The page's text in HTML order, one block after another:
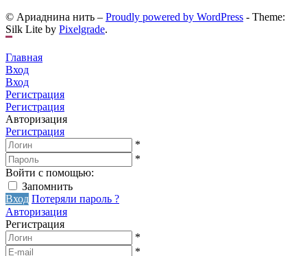
© Ариаднина нить – Proudly powered by WordPress - Theme:
Silk Lite by Pixelgrade.
Главная
Вход
Вход
Регистрация
Регистрация
Авторизация
Регистрация
*
*
Войти с помощью:
Запомнить
Вход Потеряли пароль ?
Авторизация
Регистрация
*
*